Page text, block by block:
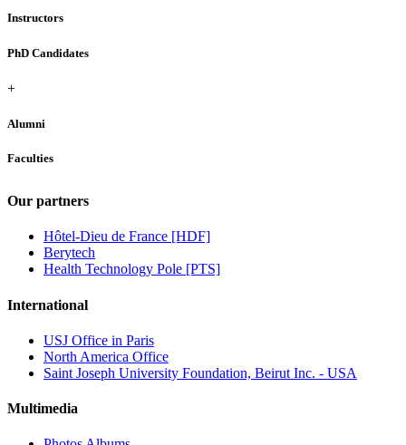
Instructors
PhD Candidates
+
Alumni
Faculties
Our partners
Hôtel-Dieu de France [HDF]
Berytech
Health Technology Pole [PTS]
International
USJ Office in Paris
North America Office
Saint Joseph University Foundation, Beirut Inc. - USA
Multimedia